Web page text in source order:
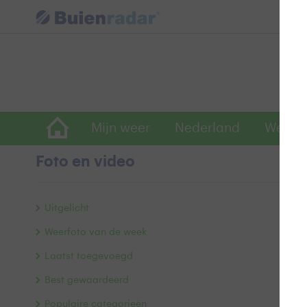
Mijn weer Nederland
Foto en video
Uitgelicht
Weerfoto van de week
Laatst toegevoegd
Best gewaardeerd
Populaire categorieën